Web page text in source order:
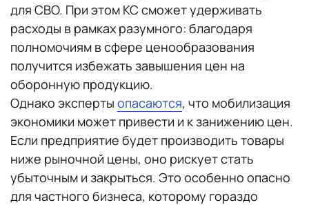
для СВО. При этом КС сможет удерживать
расходы в рамках разумного: благодаря
полномочиям в сфере ценообразования
получится избежать завышения цен на
оборонную продукцию.
Однако эксперты опасаются, что мобилизация
экономики может привести и к занижению цен.
Если предприятие будет производить товары
ниже рыночной цены, оно рискует стать
убыточным и закрыться. Это особенно опасно
для частного бизнеса, которому гораздо